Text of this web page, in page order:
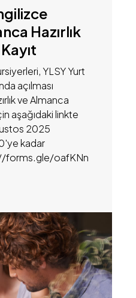
Hazırlık
YLSY Yurt
açılması
ve Almanca
aşağıdaki linkte
2025
kadar
forms.gle/oafKNn